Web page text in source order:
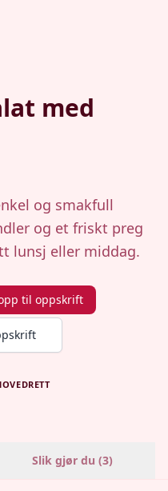
med
og smakfull
og et friskt preg
lunsj eller middag.
til oppskrift
Slik gjør du (3)